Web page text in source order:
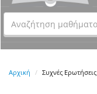
Αρχική Συχνές Ερωτήσεις